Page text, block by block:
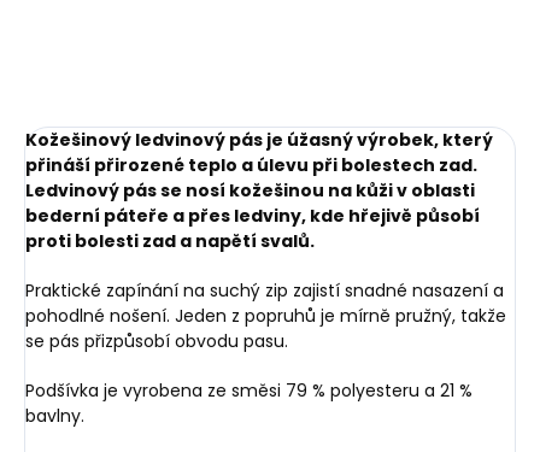
Kožešinový ledvinový pás je úžasný výrobek, který
přináší přirozené teplo a úlevu při bolestech zad.
Ledvinový pás se nosí kožešinou na kůži v oblasti
bederní páteře a přes ledviny, kde hřejivě působí
proti bolesti zad a napětí svalů.
Praktické zapínání na suchý zip zajistí snadné nasazení a
pohodlné nošení. Jeden z popruhů je mírně pružný, takže
se pás přizpůsobí obvodu pasu.
Podšívka je vyrobena ze směsi 79 % polyesteru a 21 %
bavlny.